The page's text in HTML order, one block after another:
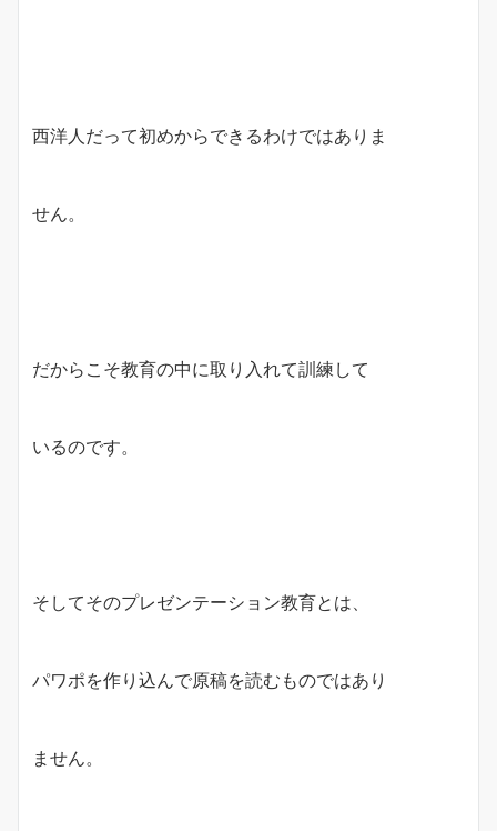
西洋人だって初めからできるわけではありま
せん。
だからこそ教育の中に取り入れて訓練して
いるのです。
そしてそのプレゼンテーション教育とは、
パワポを作り込んで原稿を読むものではあり
ません。